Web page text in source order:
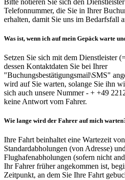
Telefonnummer, die Sie in Ihrer
erhalten, damit Sie uns im Bedarfsfall
Was ist, wenn ich auf mein Gepäck warte
Setzen Sie sich mit dem Dienstleister
dessen Kontaktdaten Sie bei Ihrer
"Buchungsbestätigungsmail\SMS"
wird auf Sie warten, solange Sie ihn
sich auch unsere Nummer - + +49
keine Antwort vom Fahrer.
Wie lange wird der Fahrer auf mich
Ihre Fahrt beinhaltet eine Wartezeit
Standardabholungen (von Adresse)
Flughafenabholungen (sofern nicht
Ihr Fahrer früher angekommen ist,
Zeitpunkt, an dem Sie Ihre Fahrt